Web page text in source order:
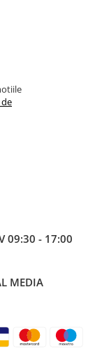
09:30 - 17:00
MEDIA